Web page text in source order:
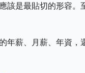
該是最貼切的形容
年薪、月薪、年資